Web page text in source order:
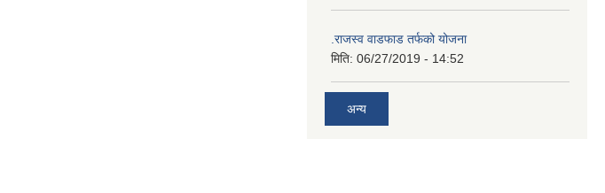
.राजस्व वाडफाड तर्फको योजना
मिति: 06/27/2019 - 14:52
अन्य